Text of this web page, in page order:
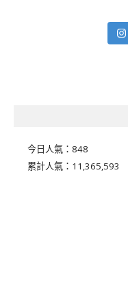
今日人氣： 848
累計人氣： 11,365,593